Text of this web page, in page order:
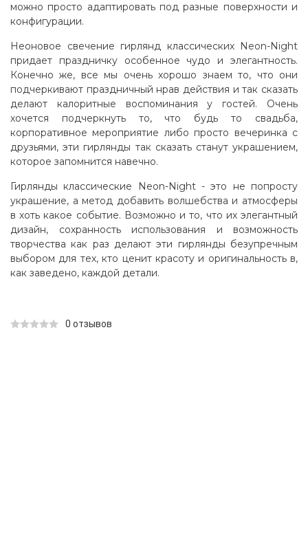
можно просто адаптировать под разные поверхности и
конфигурации.
Неоновое свечение гирлянд классических Neon-Night
придает праздничку особенное чудо и элегантность.
Конечно же, все мы очень хорошо знаем то, что они
подчеркивают праздничный нрав действия и так сказать
делают калоритные воспоминания у гостей. Очень
хочется подчеркнуть то, что будь то свадьба,
корпоративное мероприятие либо просто вечеринка с
друзьями, эти гирлянды так сказать станут украшением,
которое запомнится навечно.
Гирлянды классические Neon-Night - это не попросту
украшение, а метод добавить волшебства и атмосферы
в хоть какое событие. Возможно и то, что их элегантный
дизайн, сохранность использования и возможность
творчества как раз делают эти гирлянды безупречным
выбором для тех, кто ценит красоту и оригинальность в,
как заведено, каждой детали.
0 отзывов